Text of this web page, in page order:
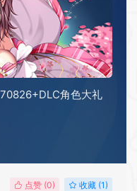
角色大礼
点赞 (0) 收藏 (1)